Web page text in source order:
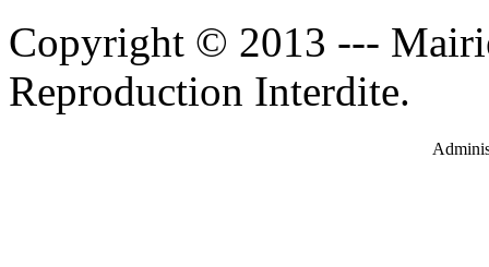
Copyright © 2013 ---
Reproduction Interdite.